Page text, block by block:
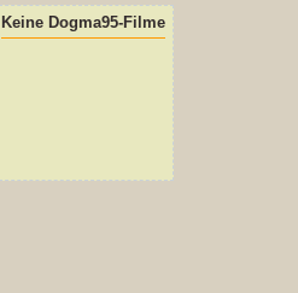
Keine Dogma95-Filme